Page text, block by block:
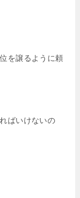
を譲るように頼
ばいけないの